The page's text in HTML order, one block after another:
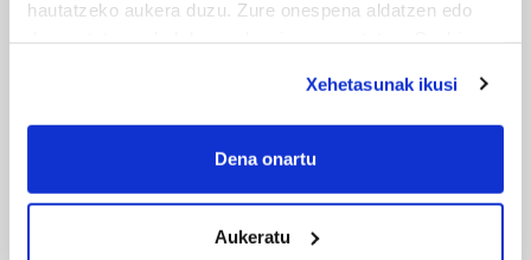
hautatzeko aukera duzu. Zure onespena aldatzen edo
If you allow, we would also like to:
Collect information about your geographical
meters
Identify your device by actively scanning it for
Xehetasunak ikusi
Dena onartu
Aukeratu